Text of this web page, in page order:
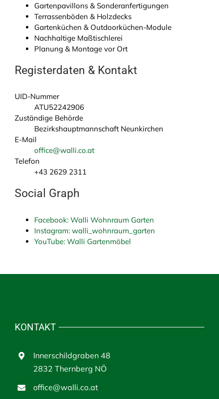
Gartenpavillons & Sonderanfertigungen
Terrassenböden & Holzdecks
Gartenküchen & Outdoorküchen-Module
Nachhaltige Maßtischlerei
Planung & Montage vor Ort
Registerdaten & Kontakt
UID-Nummer
ATU52242906
Zuständige Behörde
Bezirkshauptmannschaft Neunkirchen
E-Mail
office@walli.co.at
Telefon
+43 2629 2311
Social Graph
Facebook: Walli Wohnraum Garten
Instagram: walli_wohnraum_garten
YouTube: Walli Gartenmöbel
KONTAKT
Innerschildgraben 48
2832 Thernberg NÖ
office@walli.co.at